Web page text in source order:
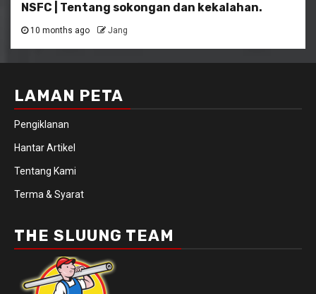
NSFC | Tentang sokongan dan kekalahan.
10 months ago Jang
LAMAN PETA
Pengiklanan
Hantar Artikel
Tentang Kami
Terma & Syarat
THE SLUUNG TEAM